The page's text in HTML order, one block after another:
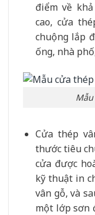
điểm về
cao, cửa
chuộng lắp
ống, nhà
Cửa thép
thước tiêu
cửa được
kỹ thuật in
vân gỗ, và
một lớp sơn